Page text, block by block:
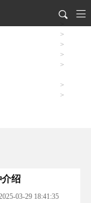
绍
03-29 18:41:35